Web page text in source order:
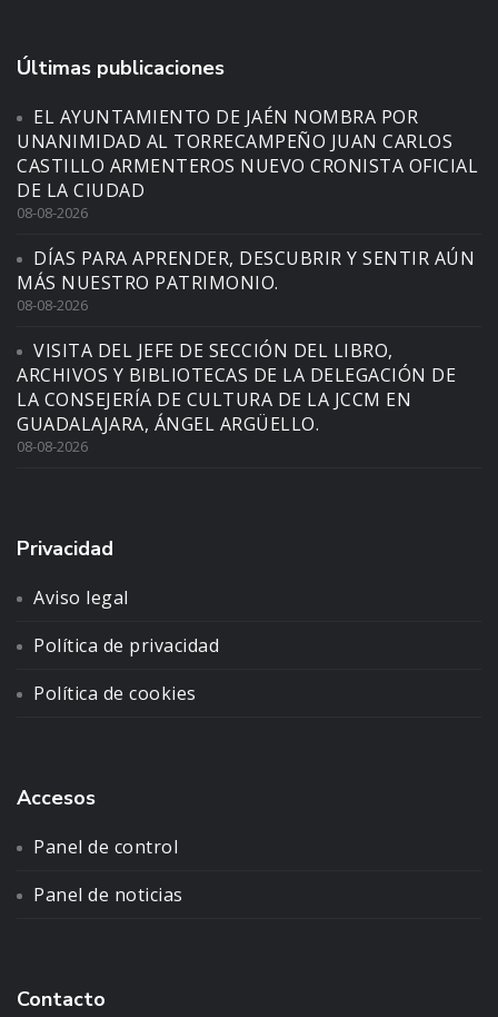
Últimas publicaciones
EL AYUNTAMIENTO DE JAÉN NOMBRA POR
UNANIMIDAD AL TORRECAMPEÑO JUAN CARLOS
CASTILLO ARMENTEROS NUEVO CRONISTA OFICIAL
DE LA CIUDAD
08-08-2026
DÍAS PARA APRENDER, DESCUBRIR Y SENTIR AÚN
MÁS NUESTRO PATRIMONIO.
08-08-2026
VISITA DEL JEFE DE SECCIÓN DEL LIBRO,
ARCHIVOS Y BIBLIOTECAS DE LA DELEGACIÓN DE
LA CONSEJERÍA DE CULTURA DE LA JCCM EN
GUADALAJARA, ÁNGEL ARGÜELLO.
08-08-2026
Privacidad
Aviso legal
Política de privacidad
Política de cookies
Accesos
Panel de control
Panel de noticias
Contacto